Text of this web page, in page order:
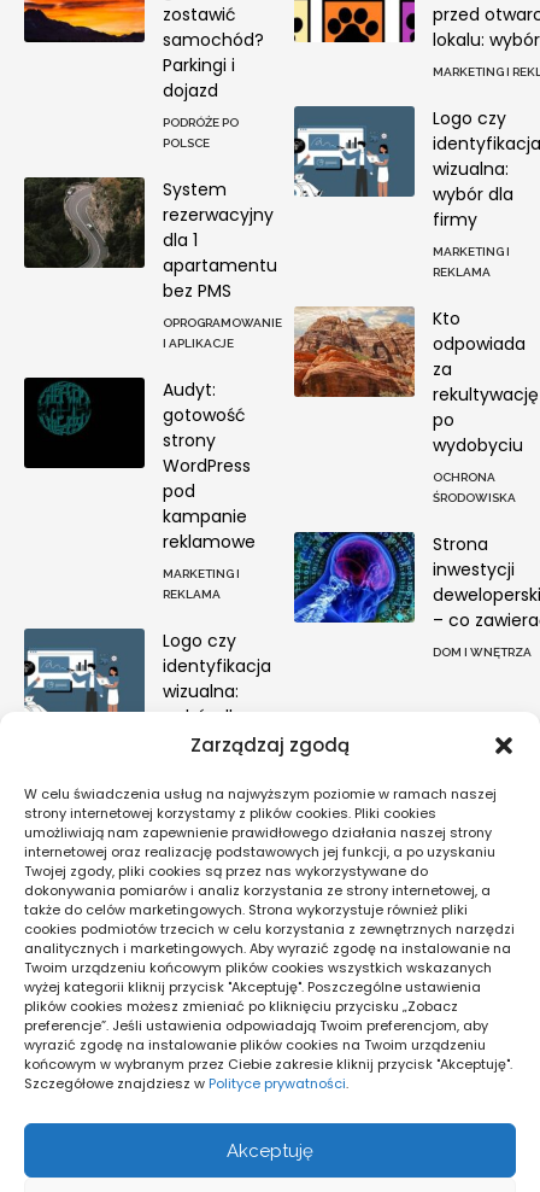
Zarządzaj zgodą
W celu świadczenia usług na najwyższym poziomie w ramach naszej
strony internetowej korzystamy z plików cookies. Pliki cookies
umożliwiają nam zapewnienie prawidłowego działania naszej strony
internetowej oraz realizację podstawowych jej funkcji, a po uzyskaniu
Twojej zgody, pliki cookies są przez nas wykorzystywane do
dokonywania pomiarów i analiz korzystania ze strony internetowej, a
także do celów marketingowych. Strona wykorzystuje również pliki
cookies podmiotów trzecich w celu korzystania z zewnętrznych narzędzi
analitycznych i marketingowych. Aby wyrazić zgodę na instalowanie na
Twoim urządzeniu końcowym plików cookies wszystkich wskazanych
wyżej kategorii kliknij przycisk "Akceptuję". Poszczególne ustawienia
plików cookies możesz zmieniać po kliknięciu przycisku „Zobacz
preferencje”. Jeśli ustawienia odpowiadają Twoim preferencjom, aby
wyrazić zgodę na instalowanie plików cookies na Twoim urządzeniu
końcowym w wybranym przez Ciebie zakresie kliknij przycisk "Akceptuję".
Szczegółowe znajdziesz w Polityce prywatności.
Akceptuję
zostawić
samochód?
Parkingi i
dojazd
PODRÓŻE PO
POLSCE
System
rezerwacyjny
dla 1
apartamentu
bez PMS
OPROGRAMOWANIE
I APLIKACJE
Audyt:
gotowość
strony
WordPress
pod
kampanie
reklamowe
MARKETING I
REKLAMA
Logo czy
identyfikacja
wizualna:
wybór dla
firmy
REKLAMA
przed
lokalu: wybór
MARKETING I
Logo czy
identyfikacja
wizualna:
wybór dla
firmy
MARKETING I
REKLAMA
Kto
odpowiada
za
rekultywację
po
wydobyciu
OCHRONA
ŚRODOWISKA
Strona
inwestycji
– co
DOM I WNĘTRZA
Pogoda
16°C
Warszawa
Zachmurzenie Małe
17 _ 12°
71%
1 km/h